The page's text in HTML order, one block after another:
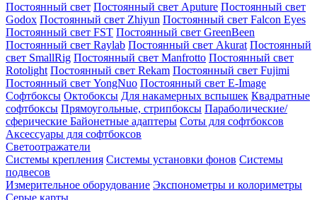
Постоянный свет Постоянный свет Aputure Постоянный свет
Godox Постоянный свет Zhiyun Постоянный свет Falcon Eyes
Постоянный свет FST Постоянный свет GreenBeen
Постоянный свет Raylab Постоянный свет Akurat Постоянный
свет SmallRig Постоянный свет Manfrotto Постоянный свет
Rotolight Постоянный свет Rekam Постоянный свет Fujimi
Постоянный свет YongNuo Постоянный свет E-Image
Софтбоксы Октобоксы Для накамерных вспышек Квадратные
софтбоксы Прямоугольные, стрипбоксы Параболические/
сферические Байонетныe адаптеры Соты для софтбоксов
Аксессуары для софтбоксов
Светоотражатели
Системы крепления Системы установки фонов Системы
подвесов
Измерительное оборудование Экспонометры и колориметры
Серые карты